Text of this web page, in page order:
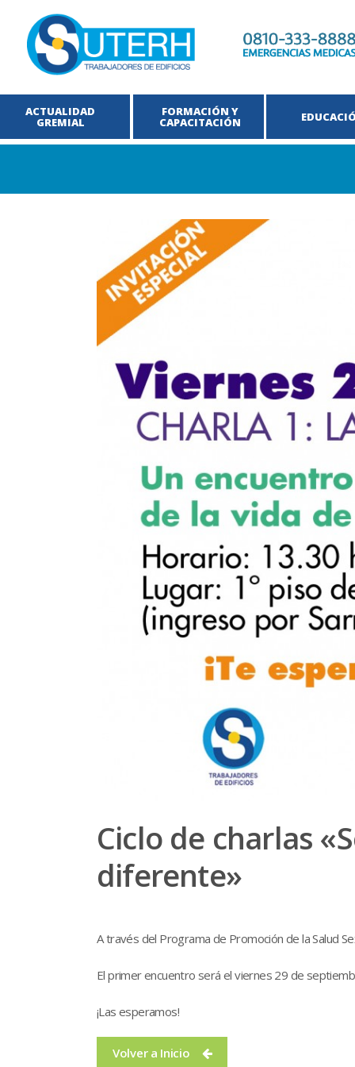
ACTUALIDAD
GREMIAL
FORMACIÓN Y
CAPACITACIÓN
Ciclo de charlas
diferente»
A través del Programa de Promoción de la Salud
El primer encuentro será el viernes 29 de
¡Las esperamos!
Volver a Inicio